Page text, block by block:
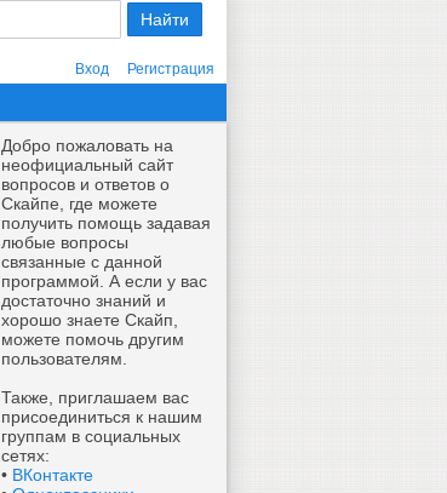
Вход Регистрация
Добро пожаловать на
неофициальный сайт
вопросов и ответов о
Скайпе, где можете
получить помощь задавая
любые вопросы
связанные с данной
программой. А если у вас
достаточно знаний и
хорошо знаете Скайп,
можете помочь другим
пользователям.
Также, приглашаем вас
присоединиться к нашим
группам в социальных
сетях:
• ВКонтакте